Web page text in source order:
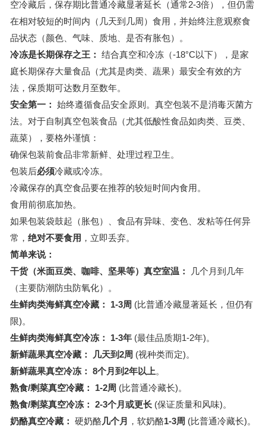
空冷藏后，保存期比普通冷藏显著延长（通常2-3倍），但仍需
在相对较短的时间内（几天到几周）食用，并始终注意观察食
品状态（颜色、气味、质地、是否有胀包）。
冷冻是长期保存之王： 结合真空和冷冻（-18°C以下），是家
庭长期保存大量食品（尤其是肉类、蔬果）最安全有效的方
法，保质期可达数月至数年。
安全第一： 始终遵循食品安全原则。真空包装不是消毒灭菌方
法。对于自制真空包装食品（尤其低酸性食品如肉类、豆类、
蔬菜），要格外谨慎：
确保包装前食品非常新鲜、处理过程卫生。
包装后必须冷藏或冷冻。
冷藏保存的真空食品要在推荐的较短时间内食用。
食用前彻底加热。
如果包装袋鼓起（胀包）、食品有异味、变色、发粘等任何异
常， 绝对不要食用 ，立即丢弃。
简单来说：
干货（米面豆类、咖啡、坚果等）真空室温：
几个月到几年
（主要防潮防虫防氧化）。
生鲜肉类海鲜真空冷藏：
1-3周 (比普通冷藏显著延长，但仍有
限)。
生鲜肉类海鲜真空冷冻：
1-3年 (最佳品质期1-2年)。
新鲜蔬果真空冷藏：
几天到2周 (视种类而定)。
新鲜蔬果真空冷冻： 8个月到2年以上。
熟食/剩菜真空冷藏：
1-2周 (比普通冷藏长)。
熟食/剩菜真空冷冻： 2-3个月或更长 (保证质量和风味)。
奶酪真空冷藏： 硬奶酪几个月 ，软奶酪1-3周 (比普通冷藏长)。